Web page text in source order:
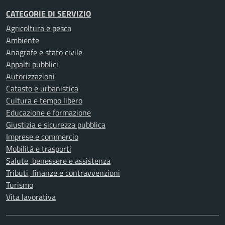
CATEGORIE DI SERVIZIO
Agricoltura e pesca
Ambiente
Anagrafe e stato civile
Appalti pubblici
Autorizzazioni
Catasto e urbanistica
Cultura e tempo libero
Educazione e formazione
Giustizia e sicurezza pubblica
Imprese e commercio
Mobilità e trasporti
Salute, benessere e assistenza
Tributi, finanze e contravvenzioni
Turismo
Vita lavorativa